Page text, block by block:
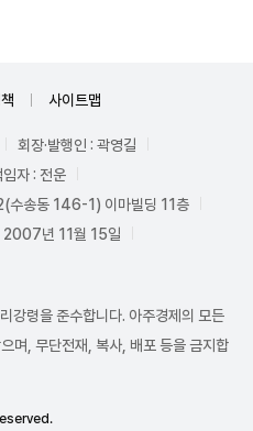
사이트맵
회장·발행인 : 곽영길
자 : 전운
수송동 146-1) 이마빌딩 11층
2007년 11월 15일
강령을 준수합니다. 아주경제의 모든
며, 무단전재, 복사, 배포 등을 금지합